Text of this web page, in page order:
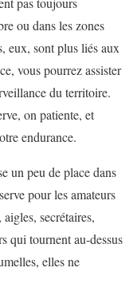
ou dans les zones
eux, sont plus liés aux
vous pourrez assister
du territoire.
on patiente, et
endurance.
un peu de place dans
pour les amateurs
secrétaires,
qui tournent au-dessus
elles ne